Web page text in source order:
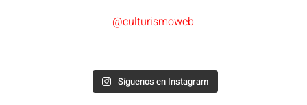
@culturismoweb
Síguenos en Instagram